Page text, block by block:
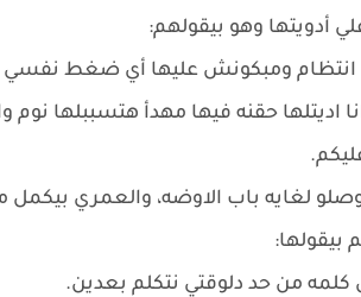
أدويتها وهو بيقولهم:
ب انتظام ومبكونش عليها أي ضغط نفسي
حقنه فيها مهدأ هتسببلها نوم
لغايه باب الاوضه، والعمري
بيقولها:
من حد دلوقتي نتكلم بعدين.